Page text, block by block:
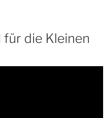
für die Kleinen